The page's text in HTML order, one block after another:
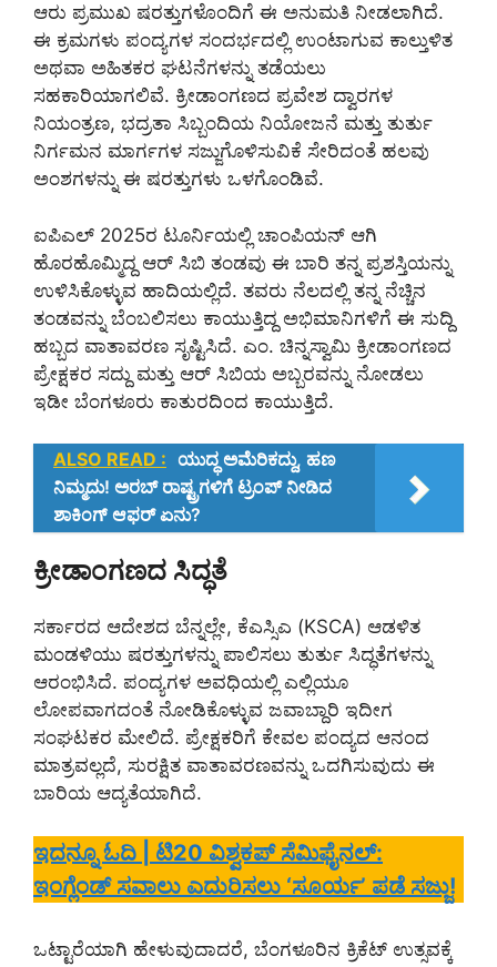
ಆರು ಪ್ರಮುಖ ಷರತ್ತುಗಳೊಂದಿಗೆ ಈ ಅನುಮತಿ ನೀಡಲಾಗಿದೆ.
ಈ ಕ್ರಮಗಳು ಪಂದ್ಯಗಳ ಸಂದರ್ಭದಲ್ಲಿ ಉಂಟಾಗುವ ಕಾಲ್ತುಳಿತ
ಅಥವಾ ಅಹಿತಕರ ಘಟನೆಗಳನ್ನು ತಡೆಯಲು
ಸಹಕಾರಿಯಾಗಲಿವೆ. ಕ್ರೀಡಾಂಗಣದ ಪ್ರವೇಶ ದ್ವಾರಗಳ
ನಿಯಂತ್ರಣ, ಭದ್ರತಾ ಸಿಬ್ಬಂದಿಯ ನಿಯೋಜನೆ ಮತ್ತು ತುರ್ತು
ನಿರ್ಗಮನ ಮಾರ್ಗಗಳ ಸಜ್ಜುಗೊಳಿಸುವಿಕೆ ಸೇರಿದಂತೆ ಹಲವು
ಅಂಶಗಳನ್ನು ಈ ಷರತ್ತುಗಳು ಒಳಗೊಂಡಿವೆ.
ಐಪಿಎಲ್ 2025ರ ಟೂರ್ನಿಯಲ್ಲಿ ಚಾಂಪಿಯನ್ ಆಗಿ
ಹೊರಹೊಮ್ಮಿದ್ದ ಆರ್ ಸಿಬಿ ತಂಡವು ಈ ಬಾರಿ ತನ್ನ ಪ್ರಶಸ್ತಿಯನ್ನು
ಉಳಿಸಿಕೊಳ್ಳುವ ಹಾದಿಯಲ್ಲಿದೆ. ತವರು ನೆಲದಲ್ಲಿ ತನ್ನ ನೆಚ್ಚಿನ
ತಂಡವನ್ನು ಬೆಂಬಲಿಸಲು ಕಾಯುತ್ತಿದ್ದ ಅಭಿಮಾನಿಗಳಿಗೆ ಈ ಸುದ್ದಿ
ಹಬ್ಬದ ವಾತಾವರಣ ಸೃಷ್ಟಿಸಿದೆ. ಎಂ. ಚಿನ್ನಸ್ವಾಮಿ ಕ್ರೀಡಾಂಗಣದ
ಪ್ರೇಕ್ಷಕರ ಸದ್ದು ಮತ್ತು ಆರ್ ಸಿಬಿಯ ಅಬ್ಬರವನ್ನು ನೋಡಲು
ಇಡೀ ಬೆಂಗಳೂರು ಕಾತುರದಿಂದ ಕಾಯುತ್ತಿದೆ.
ALSO READ : ಯುದ್ಧ ಅಮೆರಿಕದ್ದು, ಹಣ
ನಿಮ್ಮದು! ಅರಬ್ ರಾಷ್ಟ್ರಗಳಿಗೆ ಟ್ರಂಪ್ ನೀಡಿದ
ಶಾಕಿಂಗ್ ಆಫರ್ ಏನು?
ಕ್ರೀಡಾಂಗಣದ ಸಿದ್ಧತೆ
ಸರ್ಕಾರದ ಆದೇಶದ ಬೆನ್ನಲ್ಲೇ, ಕೆಎಸ್ಸಿಎ (KSCA) ಆಡಳಿತ
ಮಂಡಳಿಯು ಷರತ್ತುಗಳನ್ನು ಪಾಲಿಸಲು ತುರ್ತು ಸಿದ್ಧತೆಗಳನ್ನು
ಆರಂಭಿಸಿದೆ. ಪಂದ್ಯಗಳ ಅವಧಿಯಲ್ಲಿ ಎಲ್ಲಿಯೂ
ಲೋಪವಾಗದಂತೆ ನೋಡಿಕೊಳ್ಳುವ ಜವಾಬ್ದಾರಿ ಇದೀಗ
ಸಂಘಟಕರ ಮೇಲಿದೆ. ಪ್ರೇಕ್ಷಕರಿಗೆ ಕೇವಲ ಪಂದ್ಯದ ಆನಂದ
ಮಾತ್ರವಲ್ಲದೆ, ಸುರಕ್ಷಿತ ವಾತಾವರಣವನ್ನು ಒದಗಿಸುವುದು ಈ
ಬಾರಿಯ ಆದ್ಯತೆಯಾಗಿದೆ.
ಇದನ್ನೂ ಓದಿ | ಟಿ20 ವಿಶ್ವಕಪ್ ಸೆಮಿಫೈನಲ್:
ಇಂಗ್ಲೆಂಡ್ ಸವಾಲು ಎದುರಿಸಲು ‘ಸೂರ್ಯ’ ಪಡೆ ಸಜ್ಜು!
ಒಟ್ಟಾರೆಯಾಗಿ ಹೇಳುವುದಾದರೆ, ಬೆಂಗಳೂರಿನ ಕ್ರಿಕೆಟ್ ಉತ್ಸವಕ್ಕೆ